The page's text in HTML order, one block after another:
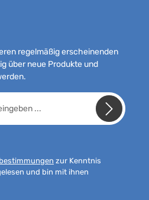
regelmäßig erscheinenden
über neue Produkte und
zur Kenntnis
und bin mit ihnen